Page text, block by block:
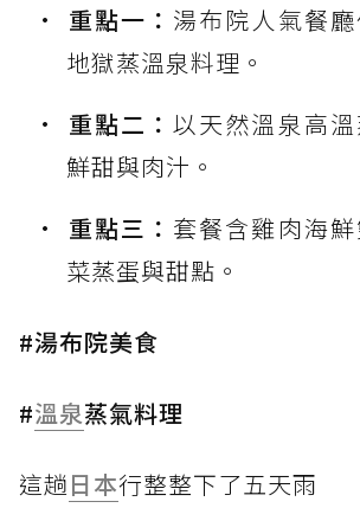
重點一： 湯布院人氣餐
地獄蒸溫泉料理。
重點二：以天然溫泉高
鮮甜與肉汁。
重點三： 套餐含雞肉海
菜蒸蛋與甜點。
#湯布院美食
#溫泉蒸氣料理
這趟日本行整整下了五天雨